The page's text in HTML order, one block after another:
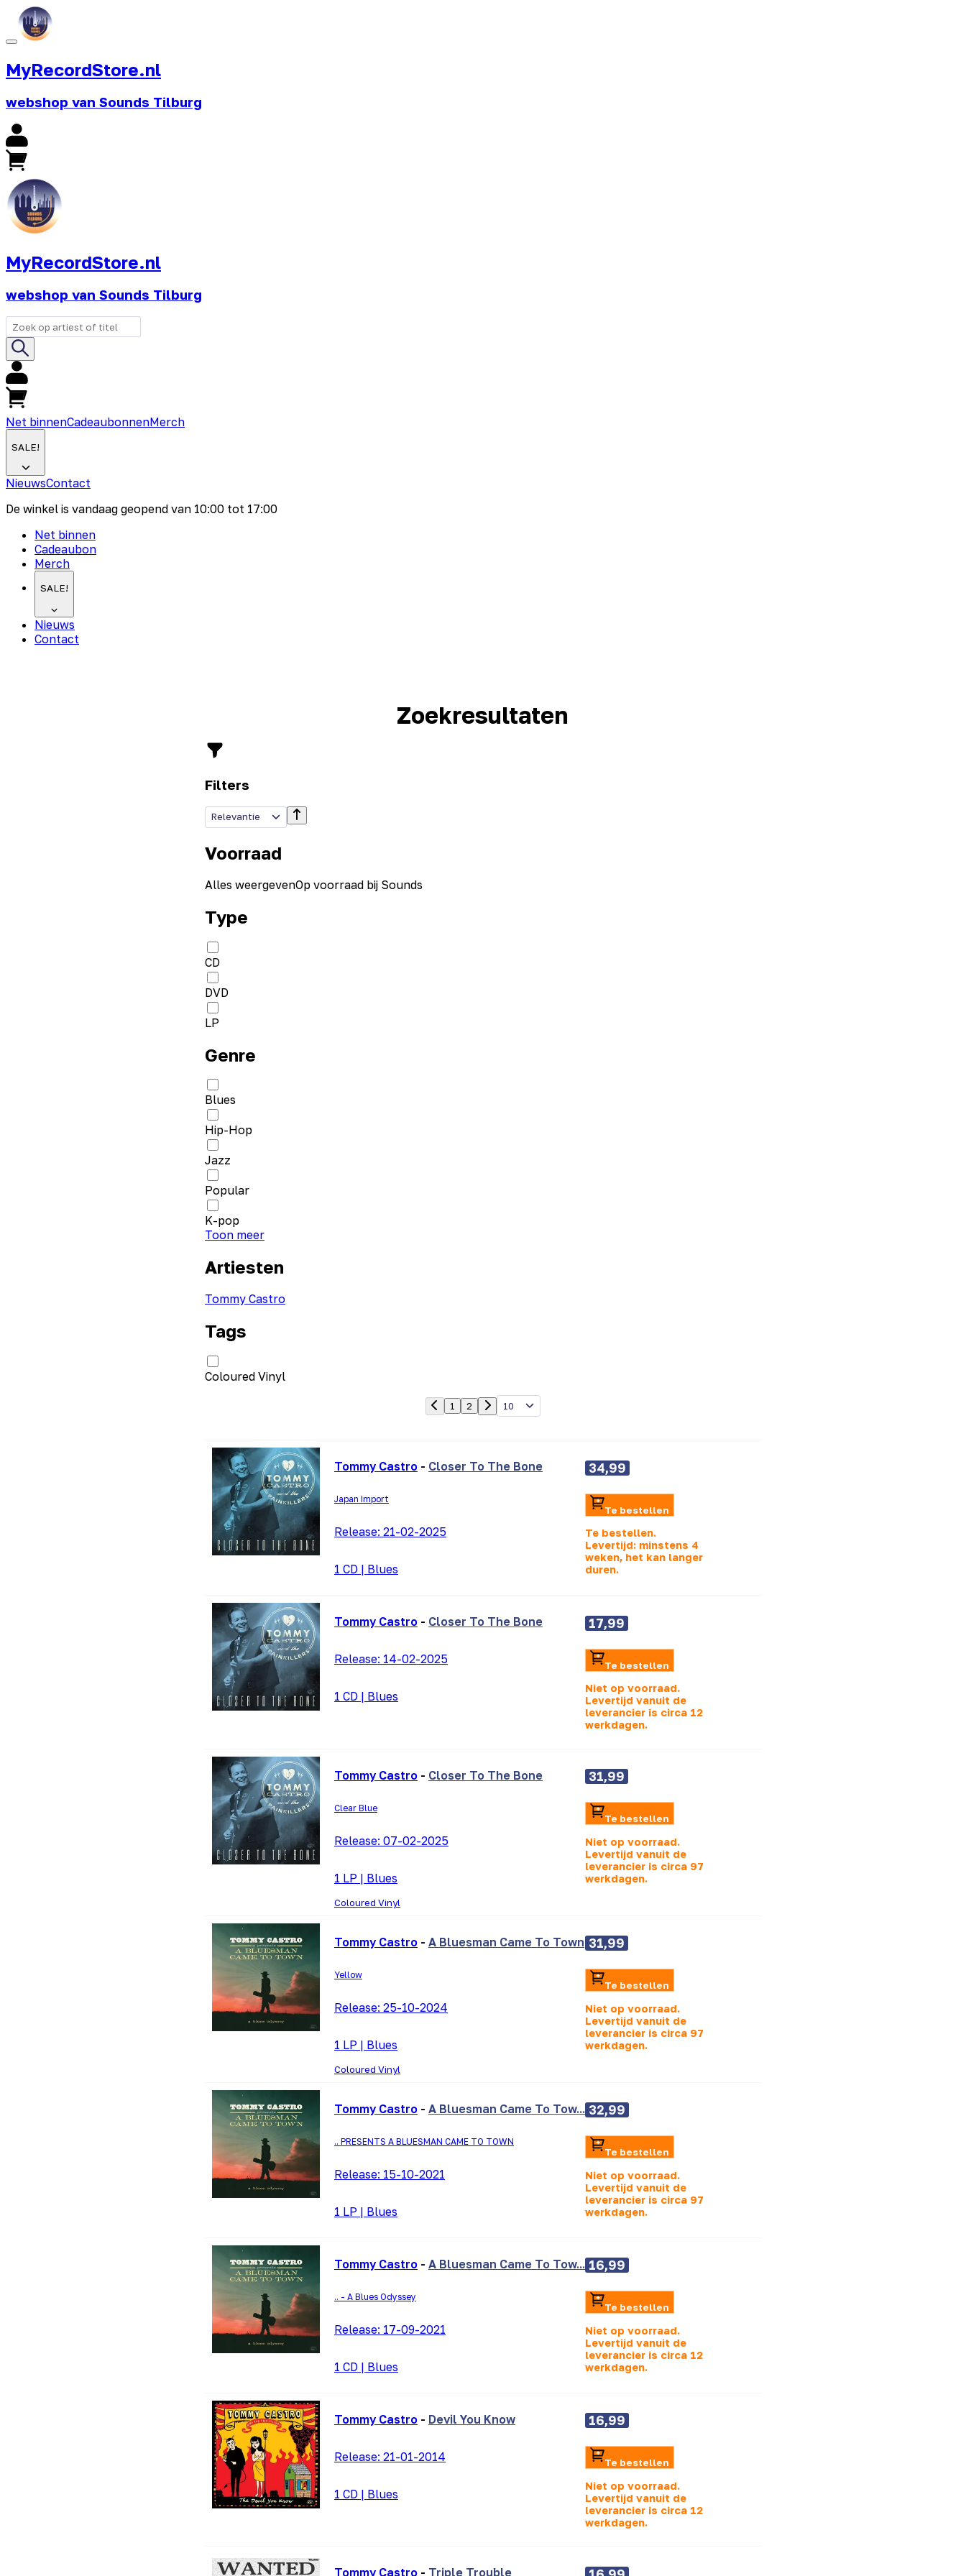
MyRecordStore.nl
webshop van Sounds Tilburg
MyRecordStore.nl
webshop van Sounds Tilburg
Net binnenCadeaubonnenMerch
SALE!
NieuwsContact
De winkel is vandaag geopend van 10:00 tot 17:00
Net binnen
Cadeaubon
Merch
SALE!
Nieuws
Contact
Zoekresultaten
Filters
Relevantie
Voorraad
Alles weergevenOp voorraad bij Sounds
Type
CD
DVD
LP
Genre
Blues
Hip-Hop
Jazz
Popular
K-pop
Toon meer
Artiesten
Tommy Castro
Tags
Coloured Vinyl
1 2 10
Tommy Castro- Closer To The Bone
Japan Import
Release: 21-02-2025
1 CD| Blues
34,99
Te bestellen
Te bestellen.
Levertijd: minstens 4
weken, het kan langer
duren.
Tommy Castro- Closer To The Bone
Release: 14-02-2025
1 CD| Blues
17,99
Te bestellen
Niet op voorraad.
Levertijd vanuit de
leverancier is circa 12
werkdagen.
Tommy Castro- Closer To The Bone
Clear Blue
Release: 07-02-2025
1 LP | Blues
Coloured Vinyl
31,99
Te bestellen
Niet op voorraad.
Levertijd vanuit de
leverancier is circa 97
werkdagen.
Tommy Castro- A Bluesman Came To Town
Yellow
Release: 25-10-2024
1 LP | Blues
Coloured Vinyl
31,99
Te bestellen
Niet op voorraad.
Levertijd vanuit de
leverancier is circa 97
werkdagen.
Tommy Castro- A Bluesman Came To Tow...
.. PRESENTS A BLUESMAN CAME TO TOWN
Release: 15-10-2021
1 LP | Blues
32,99
Te bestellen
Niet op voorraad.
Levertijd vanuit de
leverancier is circa 97
werkdagen.
Tommy Castro- A Bluesman Came To Tow...
.. - A Blues Odyssey
Release: 17-09-2021
1 CD| Blues
16,99
Te bestellen
Niet op voorraad.
Levertijd vanuit de
leverancier is circa 12
werkdagen.
Tommy Castro- Devil You Know
Release: 21-01-2014
1 CD| Blues
16,99
Te bestellen
Niet op voorraad.
Levertijd vanuit de
leverancier is circa 12
werkdagen.
Tommy Castro- Triple Trouble